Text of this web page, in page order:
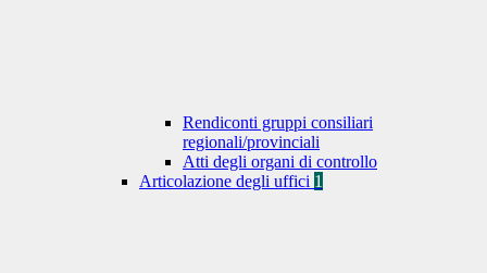
Rendiconti gruppi consiliari
regionali/provinciali
Atti degli organi di controllo
Articolazione degli uffici 1